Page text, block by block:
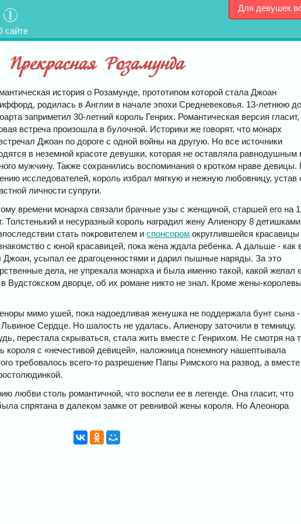
сайте
Для девушек
Прекрасная Розамунда
история о Розамунде, прототипом которой стала Джоан
родилась в Англии в начале эпохи Средневековья. 13-летнюю
заприметил 30-летний король Генрих. Романтическая версия гласит,
встреча произошла в булочной. Историки же говорят, что монарх
Джоан по дороге с одной войны на другую. Но все источники
в неземной красоте девушки, которая не оставляла равнодушным
мужчину. Также сохранились воспоминания о кротком нраве девицы.
исследователей, король избрал мягкую и нежную любовницу, устав
личности супруги.
времени монарха связали брачные узы с женщиной, старшей его на
Толстенький и несуразный король наградил жену Алиенору 8
стать покровителем испонсором округлившейся красавицы
с юной красавицей, пока жена ждала ребенка. А дальше - как
Джоан, усыпал ее драгоценностями и дарил пышные наряды. За это
дела, не упрекала монарха и была именно такой, какой желал
Вудстокском дворце, об их романе никто не знал. Кроме жены-
мимо ушей, пока надоедливая женушка не поддержала бунт сына -
Львиное Сердце. Но шалость не удалась, Алиенору заточили в темницу.
перестала скрываться, стала жить вместе с Генрихом. Не смотря на
короля с «нечестивой девицей», наложница понемногу нашептывала
требовалось всего-то разрешение Папы Римского на развод, а вместе
любви столь романтичной, что воспели ее в легенде. Она гласит, что
спрятана в далеком замке от ревнивой жены короля. Но Алеонора